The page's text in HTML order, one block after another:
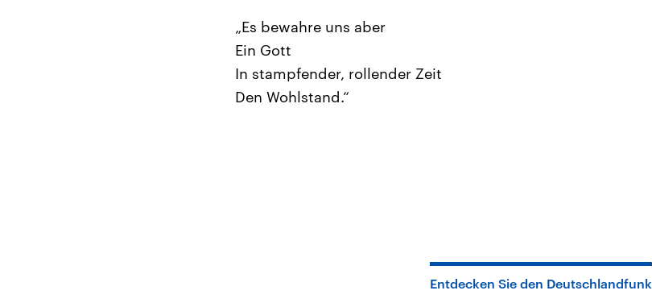
„Es bewahre uns aber
Ein Gott
In stampfender, rollender Zeit
Den Wohlstand.“
Entdecken Sie den Deutschlandfunk